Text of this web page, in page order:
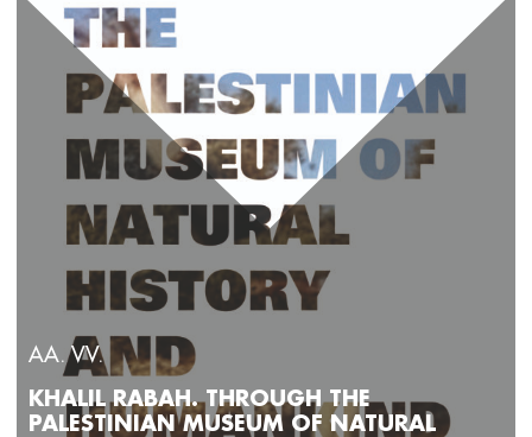
AA. VV.
KHALIL RABAH. THROUGH THE
PALESTINIAN MUSEUM OF NATURAL